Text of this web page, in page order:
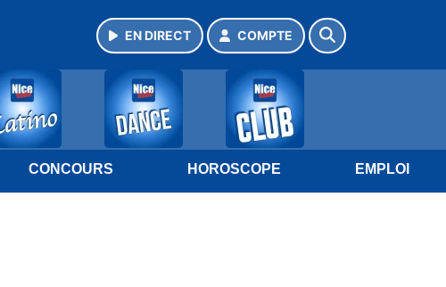
EN DIRECT COMPTE
CONCOURS HOROSCOPE EMPLOI